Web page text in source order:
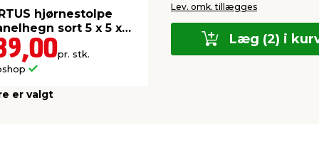
hjørnestolpe
sort 5 x 5 x
cm
pr. stk.
er valgt
Lev. omk. tillægges
Læg (2) i